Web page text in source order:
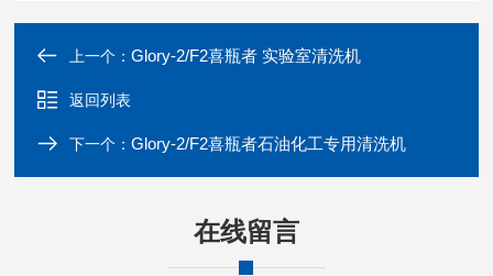
流速
率监
重量 117KG 117KG
物联
W612*D750*H8
W612*D750*H8
30mm+底脚10-2
上一个：Glory-2/F2喜瓶者 实验室清洗机
返回列表
下一个：Glory-2/F2喜瓶者石油化工专用清洗机
在线留言